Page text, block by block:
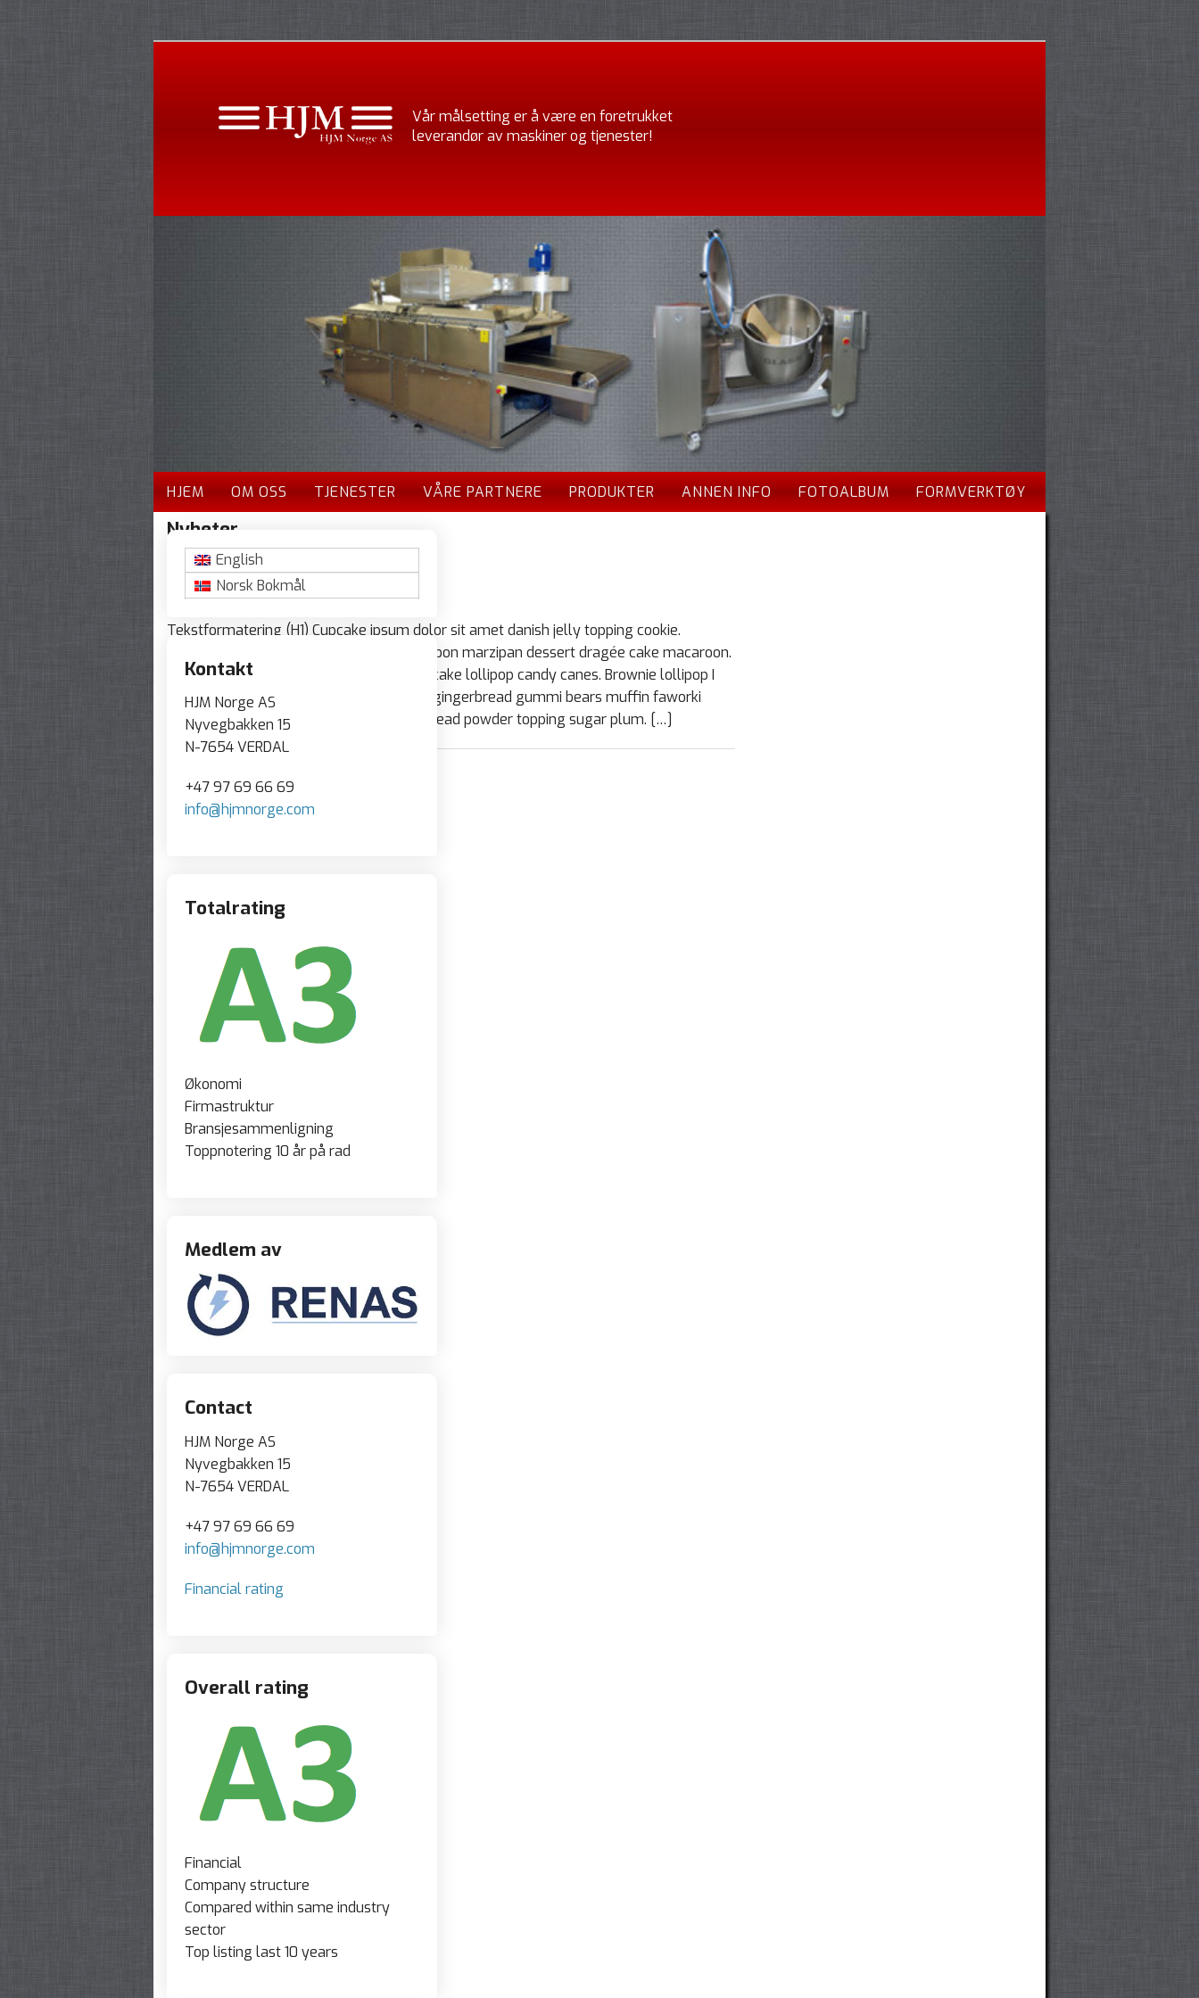
Vår målsetting er å være en foretrukket
leverandør av maskiner og tjenester!
HJEM OM OSS TJENESTER VÅRE PARTNERE PRODUKTER ANNEN INFO FOTOALBUM FORMVERKTØY
Nyheter
Testinnlegg
9. september 2013
Tekstformatering (H1) Cupcake ipsum dolor sit amet danish jelly topping cookie.
Chocolate bar chupa chups caramels bonbon marzipan dessert dragée cake macaroon.
I love chocolate cake sesame snaps tart cake lollipop candy canes. Brownie lollipop I
love applicake. Macaroon halvah soufflé gingerbread gummi bears muffin faworki
macaroon jelly beans. Bear claw gingerbread powder topping sugar plum. […]
English
Norsk Bokmål
Kontakt
HJM Norge AS
Nyvegbakken 15
N-7654 VERDAL
+47 97 69 66 69
info@hjmnorge.com
Totalrating
Økonomi
Firmastruktur
Bransjesammenligning
Toppnotering 10 år på rad
Medlem av
Contact
HJM Norge AS
Nyvegbakken 15
N-7654 VERDAL
+47 97 69 66 69
info@hjmnorge.com
Financial rating
Overall rating
Financial
Company structure
Compared within same industry
sector
Top listing last 10 years